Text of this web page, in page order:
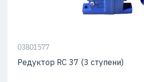
03801577
Редуктор RC 37 (3 ступени)